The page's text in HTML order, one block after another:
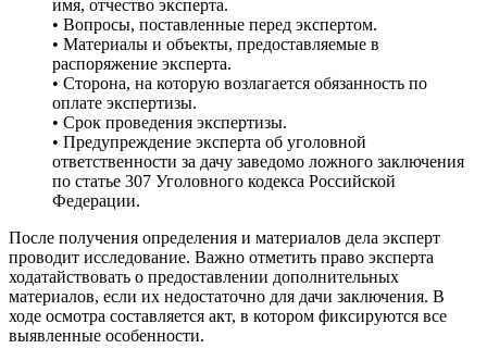
имя, отчество эксперта.
• Вопросы, поставленные перед экспертом.
• Материалы и объекты, предоставляемые в
распоряжение эксперта.
• Сторона, на которую возлагается обязанность по
оплате экспертизы.
• Срок проведения экспертизы.
• Предупреждение эксперта об уголовной
ответственности за дачу заведомо ложного заключения
по статье 307 Уголовного кодекса Российской
Федерации.
После получения определения и материалов дела эксперт
проводит исследование. Важно отметить право эксперта
ходатайствовать о предоставлении дополнительных
материалов, если их недостаточно для дачи заключения. В
ходе осмотра составляется акт, в котором фиксируются все
выявленные особенности.